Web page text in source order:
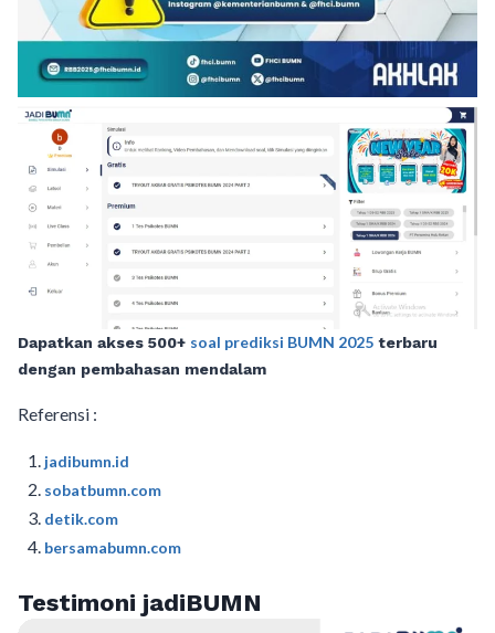
Dapatkan akses 500+ soal prediksi BUMN 2025 terbaru
dengan pembahasan mendalam
Referensi :
jadibumn.id
sobatbumn.com
detik.com
bersamabumn.com
Testimoni jadiBUMN